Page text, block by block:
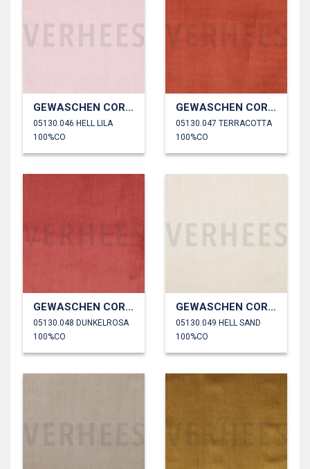
GEWASCHEN CORD 4.5W
05130.046 HELL LILA
100%CO
GEWASCHEN CORD 4.5W
05130.047 TERRACOTTA
100%CO
GEWASCHEN CORD 4.5W
05130.048 DUNKELROSA
100%CO
GEWASCHEN CORD 4.5W
05130.049 HELL SAND
100%CO